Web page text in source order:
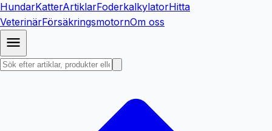
HundarKatterArtiklarFoderkalkylatorHitta
VeterinärFörsäkringsmotornOm oss